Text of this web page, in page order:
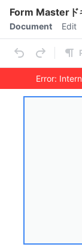
Form Masterド
Menu bar
Document Edit
Error:
Outline
Document